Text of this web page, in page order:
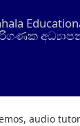
audio